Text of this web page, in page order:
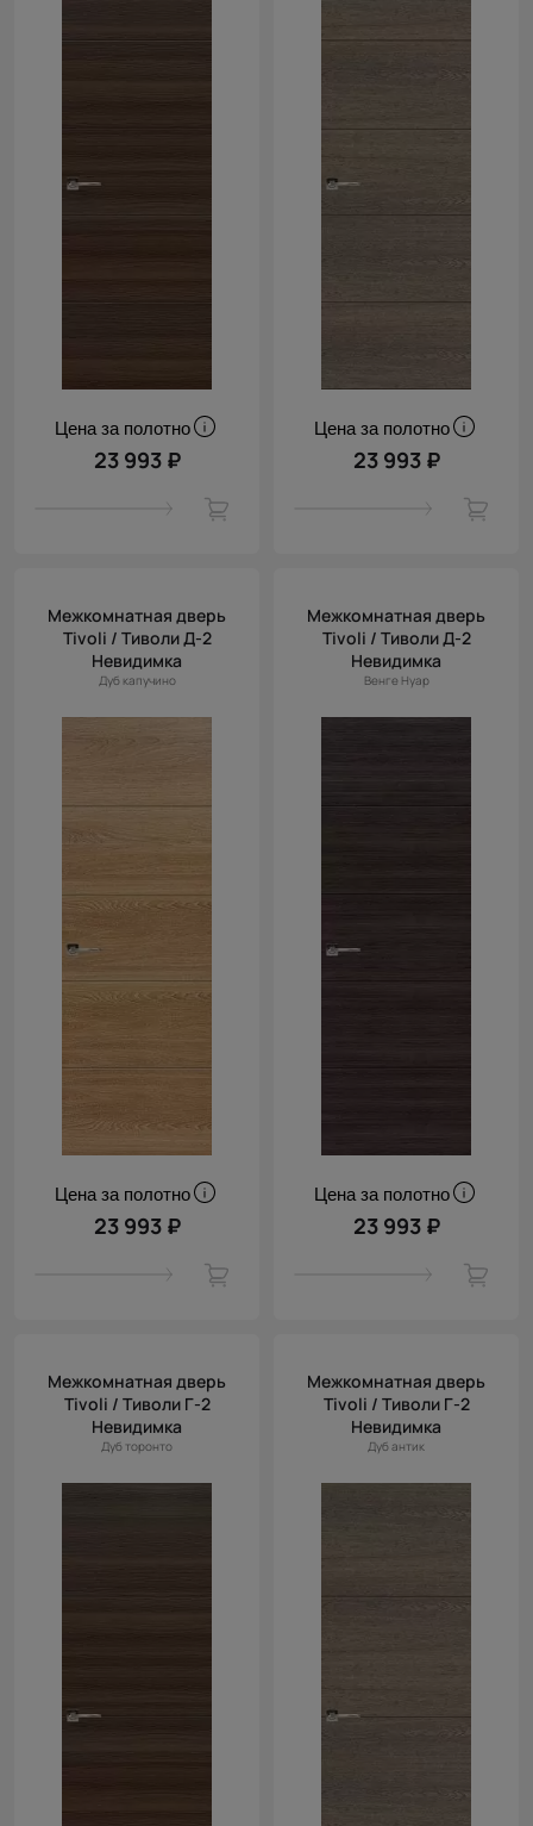
Цена за полотно
23 993 ₽
Цена за полотно
23 993 ₽
Межкомнатная дверь
Tivoli / Тиволи Д-2
Невидимка
Дуб капучино
Цена за полотно
23 993 ₽
Межкомнатная дверь
Tivoli / Тиволи Д-2
Невидимка
Венге Нуар
Цена за полотно
23 993 ₽
Межкомнатная дверь
Tivoli / Тиволи Г-2
Невидимка
Дуб торонто
Межкомнатная дверь
Tivoli / Тиволи Г-2
Невидимка
Дуб антик